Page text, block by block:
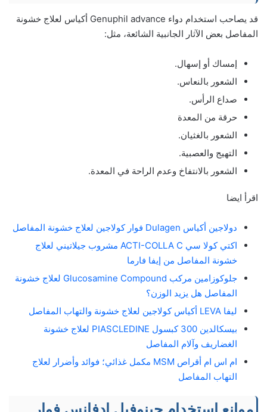
قد يصاحب استخدام دواء Genuphil advance أكياس لعلاج خشونة
المفاصل بعض الآثار الجانبية الشائعة، مثل:
إمساك أو إسهال.
الشعور بالنعاس.
صداع الرأس.
حرقة من المعدة
الشعور بالغثيان.
التهيج والعصبية.
الشعور بالانتفاخ وعدم الراحة في المعدة.
اقرأ ايضا
دولاجين أكياس Dulagen فوار كولاجين لعلاج خشونة المفاصل
اكتي كولا سي ACTI-COLLA C مشروب جيلاتيني لعلاج
خشونة المفاصل من إيفا فارما
جلوكوزامين مركب Glucosamine Compound لعلاج خشونة
المفاصل هل يزيد الوزن؟
ليفا LEVA أكياس كولاجين لعلاج خشونة والتهاب المفاصل
بيسكالدين 300 كبسول PIASCLEDINE لعلاج خشونة
الغضاريف وآلام المفاصل
ام اس ام أقراص MSM مكمل غذائي؛ فوائد وأضرار لعلاج
التهاب المفاصل